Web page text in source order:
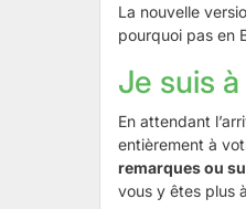
La nouvelle
pourquoi pas en
Je suis
En attendant
entièrement à
remarques ou
vous y êtes plus